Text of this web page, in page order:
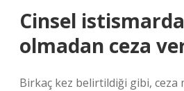
Cinsel
olmadan ceza
Birkaç kez belirtildiği gibi, ceza